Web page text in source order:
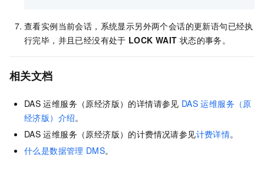
查看实例当前会话，系统显示另外两个会话的更新语句已经执
行完毕，并且已经没有处于 LOCK WAIT 状态的事务。
相关文档
DAS 运维服务（原经济版）的详情请参见 DAS 运维服务（原
经济版）介绍。
DAS 运维服务（原经济版）的计费情况请参见计费详情。
什么是数据管理 DMS。